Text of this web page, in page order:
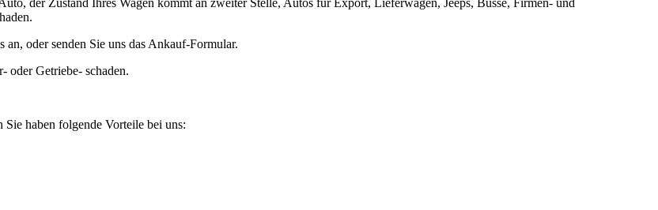
oder senden Sie uns das Ankauf-Formular.
oder Getriebe- schaden.
haben folgende Vorteile bei uns: